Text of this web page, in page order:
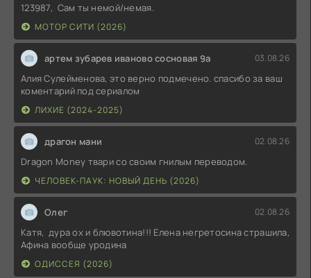
123987, Сам ты немой/немая.
МОТОР СИТИ (2026)
артем зубарев иваново сосновая 9а 03.08.26
Алия Сулейменова, это верно подмечено. спасибо за ваш
коментарий под сериалом
ЛИХИЕ (2024-2025)
драгон мани 02.08.26
Dragon Money твари со своим гнилым переводом.
ЧЕЛОВЕК-ПАУК: НОВЫЙ ДЕНЬ (2026)
Олег 02.08.26
Катя, дура ох и блювотина!!! Елена негретосина страшила,
Афина вообще уродина
ОДИССЕЯ (2026)